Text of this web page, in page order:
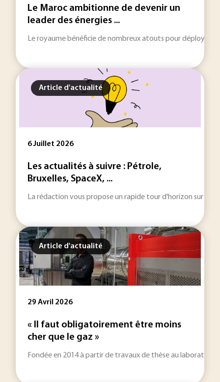
Le Maroc ambitionne de devenir un
leader des énergies ...
Le royaume bénéficie de nombreux atouts pour déployer
Article d'actualité
6 Juillet 2026
Les actualités à suivre : Pétrole,
Bruxelles, SpaceX, ...
La rédaction vous propose un rapide tour d'horizon sur les
Article d'actualité
29 Avril 2026
« Il faut obligatoirement être moins
cher que le gaz »
Fondée en 2014 à partir de travaux de thèse au laboratoire